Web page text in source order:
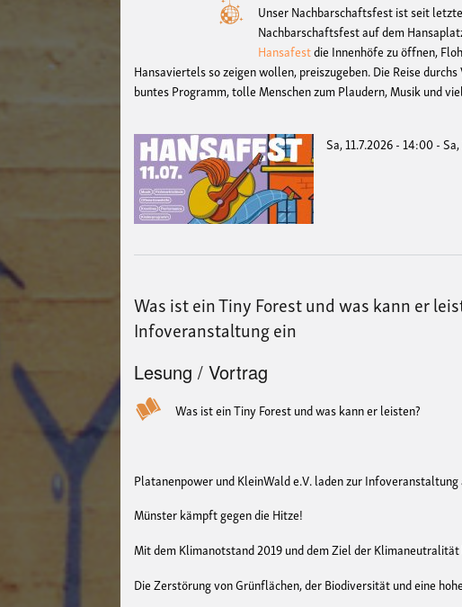
Unser Nachbarschaftsfest ist seit
Nachbarschaftsfest auf dem
Hansafestdie Innenhöfe zu öffnen,
Hansaviertels so zeigen wollen, preiszugeben. Die Reise
buntes Programm, tolle Menschen zum Plaudern, Musik und
Sa, 11.7.2026 - 14:00-
Was ist ein Tiny Forest und was kann er
Infoveranstaltung ein
Lesung / Vortrag
Was ist ein Tiny Forest und was kann er leisten?
Platanenpower und KleinWald e.V. laden zur
Münster kämpft gegen die Hitze!
Mit dem Klimanotstand 2019 und dem Ziel der
Die Zerstörung von Grünflächen, der Biodiversität und eine